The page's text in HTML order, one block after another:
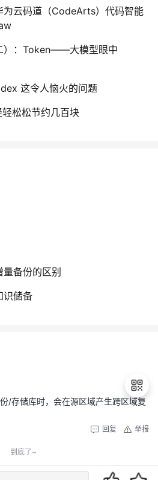
为云码道（CodeArts）代码智能
）：Token——大模型眼中
这令人恼火的问题
松松节约几百块
备份的区别
识储备
/存储库时，会在源区域产生跨区域复
举报
回复
到底了~